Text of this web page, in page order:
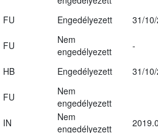
FU Engedélyezett 31/
FU
Nem
engedélyezett
-
HB Engedélyezett 31/
FU
Nem
engedélyezett
IN
Nem
engedélyezett